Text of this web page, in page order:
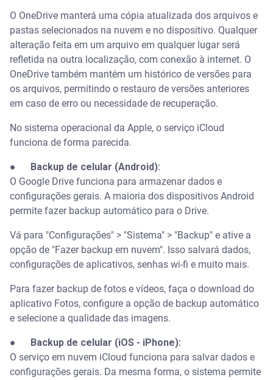
O OneDrive manterá uma cópia atualizada dos arquivos e
pastas selecionados na nuvem e no dispositivo. Qualquer
alteração feita em um arquivo em qualquer lugar será
refletida na outra localização, com conexão à internet. O
OneDrive também mantém um histórico de versões para
os arquivos, permitindo o restauro de versões anteriores
em caso de erro ou necessidade de recuperação.
No sistema operacional da Apple, o serviço iCloud
funciona de forma parecida.
●
Backup de celular (Android):
O Google Drive funciona para armazenar dados e
configurações gerais. A maioria dos dispositivos Android
permite fazer backup automático para o Drive.
Vá para "Configurações" > "Sistema" > "Backup" e ative a
opção de "Fazer backup em nuvem". Isso salvará dados,
configurações de aplicativos, senhas wi-fi e muito mais.
Para fazer backup de fotos e vídeos, faça o download do
aplicativo Fotos, configure a opção de backup automático
e selecione a qualidade das imagens.
●
Backup de celular (iOS - iPhone):
O serviço em nuvem iCloud funciona para salvar dados e
configurações gerais. Da mesma forma, o sistema permite